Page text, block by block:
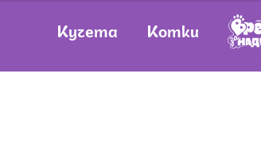
Кучета Котки